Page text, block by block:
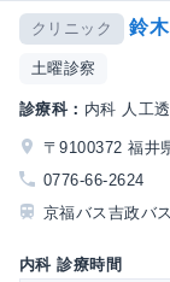
クリニック 鈴
土曜診察
診療科： 内科 人工
〒9100372 福井
0776-66-2624
京福バス吉政バ
内科 診療時間